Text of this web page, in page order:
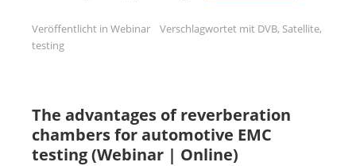
Veröffentlicht in Webinar Verschlagwortet mit DVB, Satellite,
testing
The advantages of reverberation
chambers for automotive EMC
testing (Webinar | Online)